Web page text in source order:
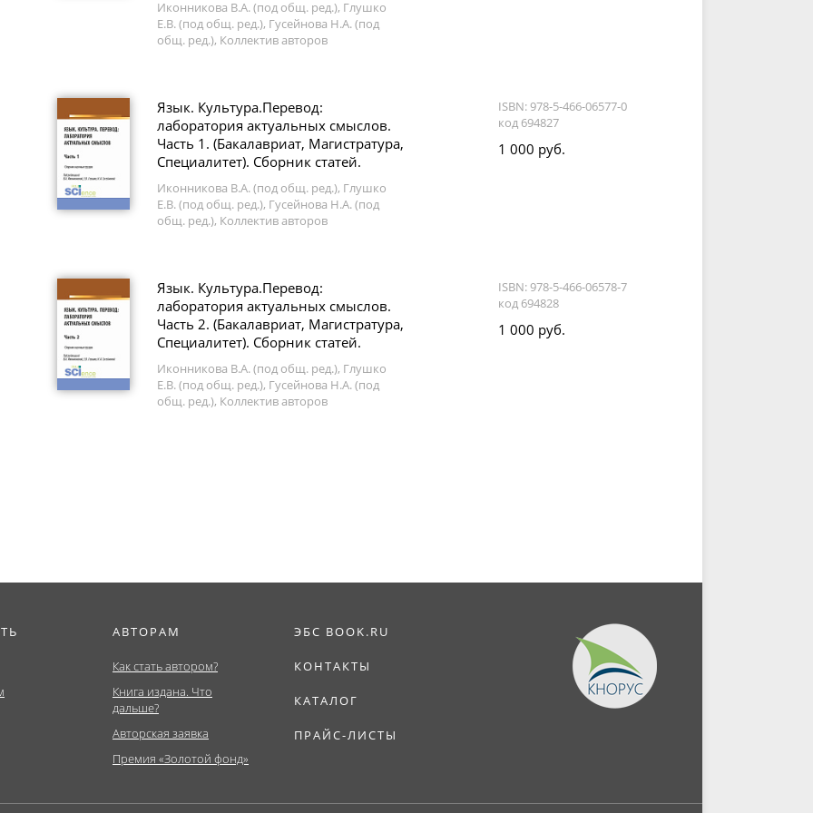
Иконникова В.А. (под общ. ред.), Глушко
Е.В. (под общ. ред.), Гусейнова Н.А. (под
общ. ред.), Коллектив авторов
Язык. Культура.Перевод:
лаборатория актуальных смыслов.
Часть 1. (Бакалавриат, Магистратура,
Специалитет). Сборник статей.
Иконникова В.А. (под общ. ред.), Глушко
Е.В. (под общ. ред.), Гусейнова Н.А. (под
общ. ред.), Коллектив авторов
ISBN: 978-5-466-06577-0
код 694827
1 000 руб.
Язык. Культура.Перевод:
лаборатория актуальных смыслов.
Часть 2. (Бакалавриат, Магистратура,
Специалитет). Сборник статей.
Иконникова В.А. (под общ. ред.), Глушко
Е.В. (под общ. ред.), Гусейнова Н.А. (под
общ. ред.), Коллектив авторов
ISBN: 978-5-466-06578-7
код 694828
1 000 руб.
АВТОРАМ
Как стать автором?
Книга издана. Что
дальше?
Авторская заявка
Премия «Золотой фонд»
ЭБС BOOK.RU
КОНТАКТЫ
КАТАЛОГ
ПРАЙС-ЛИСТЫ